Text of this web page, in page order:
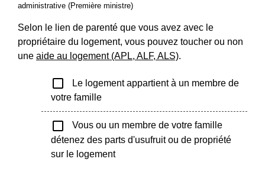
administrative (Première ministre)
Selon le lien de parenté que vous avez avec le
propriétaire du logement, vous pouvez toucher ou non
une aide au logement (APL, ALF, ALS).
check_box_outline_blank
Le logement appartient à un membre de
votre famille
check_box_outline_blank
Vous ou un membre de votre famille
détenez des parts d'usufruit ou de propriété
sur le logement